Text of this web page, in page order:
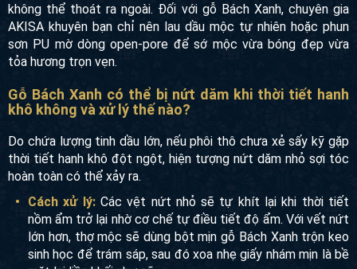
không thể thoát ra ngoài. Đối với gỗ Bách Xanh, chuyên gia
AKISA khuyên bạn chỉ nên lau dầu mộc tự nhiên hoặc phun
sơn PU mờ dòng open-pore để sớ mộc vừa bóng đẹp vừa
tỏa hương trọn vẹn.
Gỗ Bách Xanh có thể bị nứt dăm khi thời tiết hanh
khô không và xử lý thế nào?
Do chứa lượng tinh dầu lớn, nếu phôi thô chưa xẻ sấy kỹ gặp
thời tiết hanh khô đột ngột, hiện tượng nứt dăm nhỏ sợi tóc
hoàn toàn có thể xảy ra.
Cách xử lý:Các vệt nứt nhỏ sẽ tự khít lại khi thời tiết
nồm ẩm trở lại nhờ cơ chế tự điều tiết độ ẩm. Với vết nứt
lớn hơn, thợ mộc sẽ dùng bột mịn gỗ Bách Xanh trộn keo
sinh học để trám sáp, sau đó xoa nhẹ giấy nhám mịn là bề